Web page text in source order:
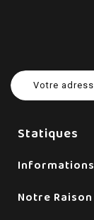
Statiques
Informations
Notre